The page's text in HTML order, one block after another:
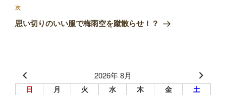
ビ
ゲ
ン
稿
次
の
次
思い切りのいい服で梅雨空を蹴散らせ！？
2026年 8月
日 月 火 水 木 金 土